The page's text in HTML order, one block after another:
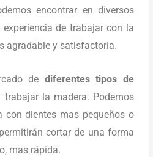
encontrar en diversos
de trabajar con la
agradable y satisfactoria.
de diferentes tipos de
trabajar la madera. Podemos
con dientes mas pequeños o
cortar de una forma
mas rápida.